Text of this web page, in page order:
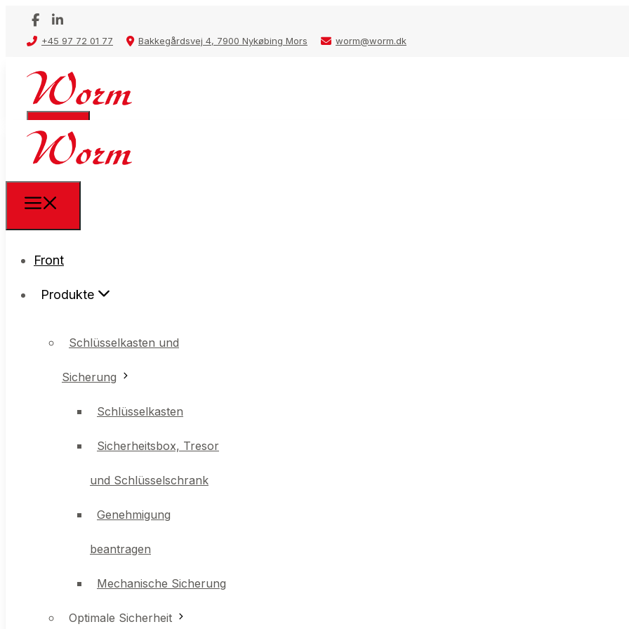
+45 97 72 01 77 Bakkegårdsvej 4, 7900 Nykøbing Mors worm@worm.dk
Front
Produkte
Sicherung
Schlüsselkasten
Sicherheitsbox, Tresor
und Schlüsselschrank
Genehmigung beantragen
Mechanische Sicherung
Optimale Sicherheit
Optimale Sicherheit
Front
Produkte
Schlüsselkasten und
Sicherung
Schlüsselkasten
Sicherheitsbox, Tresor
und Schlüsselschrank
Genehmigung
beantragen
Mechanische Sicherung
Optimale Sicherheit